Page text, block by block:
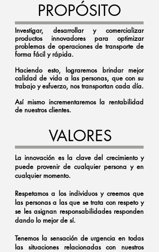
PROPÓSITO
Investigar, desarrollar y comercializar
productos innovadores para optimizar
problemas de operaciones detransporte de
forma fácil y rápida.
Haciendo esto, lograremos brindar mejor
calidad de vida a las personas, que con su
trabajo y esfuerzo, nos transportan cada día.
Así mismo incrementaremos la rentabilidad
de nuestros clientes.
VALORES
La innovación es la clave del crecimiento y
puede provenir de cualquier persona y en
cualquier momento.
Respetamos a los individuos y creemos que
las personas a las que se trata con respeto y
se les asignan responsabilidades responden
dando lo mejor de sí.
Tenemos la sensación de urgencia en todas
las situaciones relacionadas con nuestros